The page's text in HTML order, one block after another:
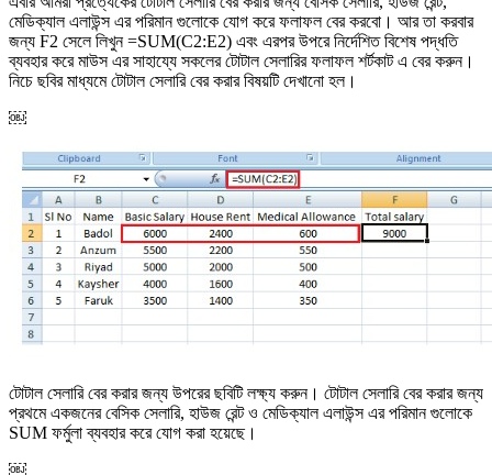
মেডিক্যাল এলাউন্স এর পরিমান গুলোকে যোগ করে ফলাফল বের করবো। আর তা করবার
জন্য F2 সেলে লিখুন =SUM(C2:E2) এবং এরপর উপরে নির্দেশিত বিশেষ পদ্ধতি
ব্যবহার করে মাউস এর সাহায্যে সকলের টোটাল সেলারির ফলাফল শর্টকাট এ বের করুন।
নিচে ছবির মাধ্যমে টোটাল সেলারি বের করার বিষয়টি দেখানো হল।
￼
টোটাল সেলারি বের করার জন্য উপরের ছবিটি লক্ষ্য করুন। টোটাল সেলারি বের করার জন্য
প্রথমে একজনের বেসিক সেলারি, হাউজ রেন্ট ও মেডিক্যাল এলাউন্স এর পরিমান গুলোকে
SUM ফর্মুলা ব্যবহার করে যোগ করা হয়েছে।
￼